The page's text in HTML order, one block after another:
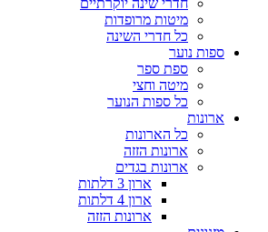
חדרי שינה יוקרתיים
מיטות מרופדות
כל חדרי השינה
ספות נוער
ספת ספר
מיטה וחצי
כל ספות הנוער
ארונות
כל הארונות
ארונות הזזה
ארונות בגדים
ארון 3 דלתות
ארון 4 דלתות
ארונות הזזה